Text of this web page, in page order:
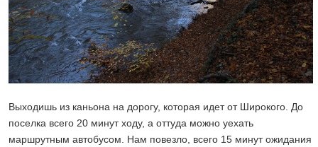
Выходишь из каньона на дорогу, которая идет от Широкого. До
поселка всего 20 минут ходу, а оттуда можно уехать
маршрутным автобусом. Нам повезло, всего 15 минут ожидания